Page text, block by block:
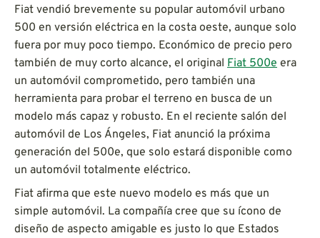
Fiat vendió brevemente su popular automóvil urbano
500 en versión eléctrica en la costa oeste, aunque solo
fuera por muy poco tiempo. Económico de precio pero
también de muy corto alcance, el original Fiat 500e era
un automóvil comprometido, pero también una
herramienta para probar el terreno en busca de un
modelo más capaz y robusto. En el reciente salón del
automóvil de Los Ángeles, Fiat anunció la próxima
generación del 500e, que solo estará disponible como
un automóvil totalmente eléctrico.
Fiat afirma que este nuevo modelo es más que un
simple automóvil. La compañía cree que su ícono de
diseño de aspecto amigable es justo lo que Estados